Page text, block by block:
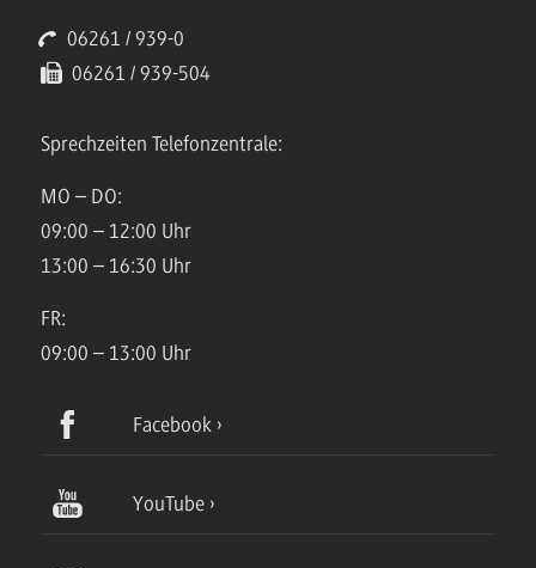
06261 / 939-0
06261 / 939-504
Sprechzeiten Telefonzentrale:
MO – DO:
09:00 – 12:00 Uhr
13:00 – 16:30 Uhr
FR:
09:00 – 13:00 Uhr
Facebook
YouTube